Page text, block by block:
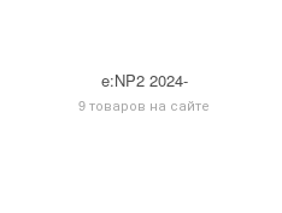
e:NP2 2024-
9 товаров на сайте